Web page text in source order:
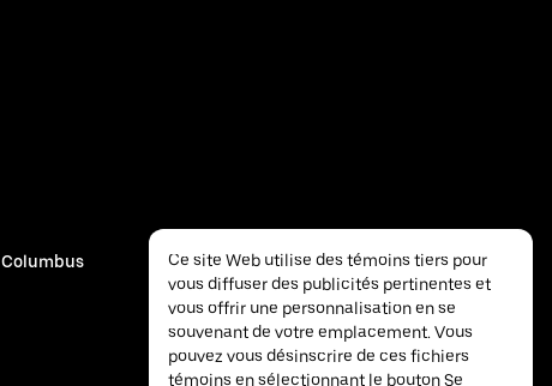
Columbus
Ce site Web utilise des témoins tiers pour
vous diffuser des publicités pertinentes et
vous offrir une personnalisation en se
souvenant de votre emplacement. Vous
pouvez vous désinscrire de ces fichiers
témoins en sélectionnant le bouton Se